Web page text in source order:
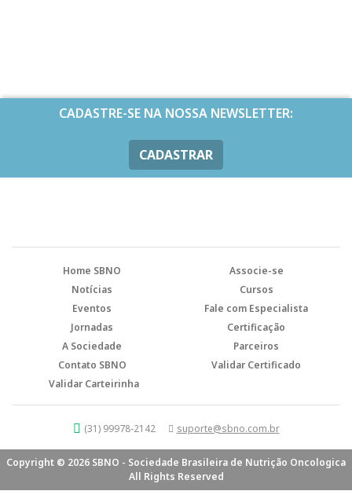
CADASTRE-SE NA NOSSA NEWSLETTER:
CADASTRAR
Home SBNO
Associe-se
Notícias
Cursos
Eventos
Fale com Especialista
Jornadas
Certificação
A Sociedade
Parceiros
Contato SBNO
Validar Certificado
Validar Carteirinha
(31) 99978-2142 suporte@sbno.com.br
Copyright © 2026 SBNO - Sociedade Brasileira de Nutrição Oncologica
All Rights Reserved